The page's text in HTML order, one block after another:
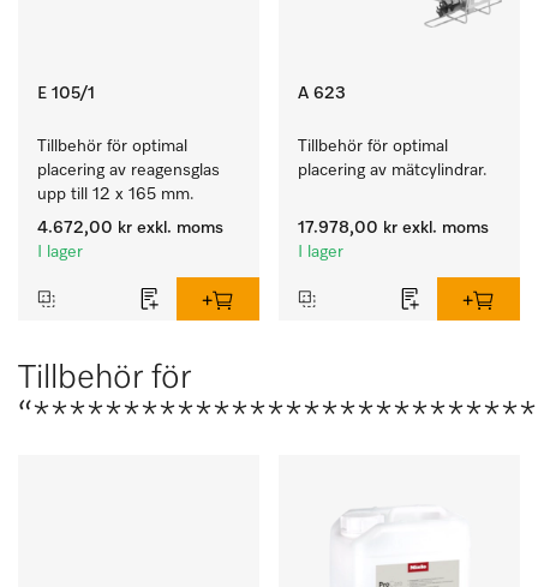
E 105/1
Tillbehör för optimal
placering av reagensglas
upp till 12 x 165 mm.
4.672,00 kr exkl. moms
I lager
A 623
Tillbehör för optimal
placering av mätcylindrar.
17.978,00 kr exkl. moms
I lager
Tillbehör för